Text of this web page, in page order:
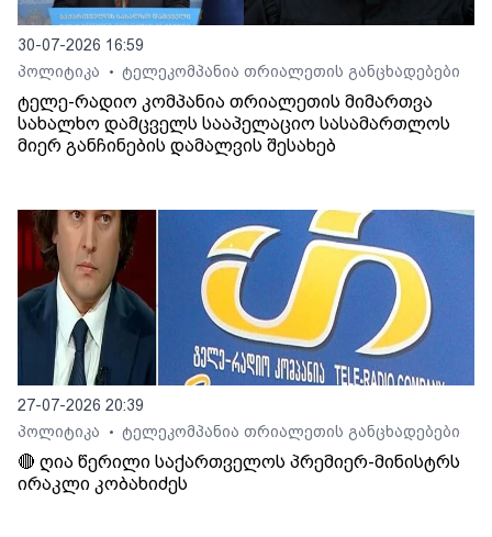
30-07-2026 16:59
პოლიტიკა
• ტელეკომპანია თრიალეთის განცხადებები
ტელე-რადიო კომპანია თრიალეთის მიმართვა
სახალხო დამცველს სააპელაციო სასამართლოს
მიერ განჩინების დამალვის შესახებ
27-07-2026 20:39
პოლიტიკა
• ტელეკომპანია თრიალეთის განცხადებები
🔴 ღია წერილი საქართველოს პრემიერ-მინისტრს
ირაკლი კობახიძეს